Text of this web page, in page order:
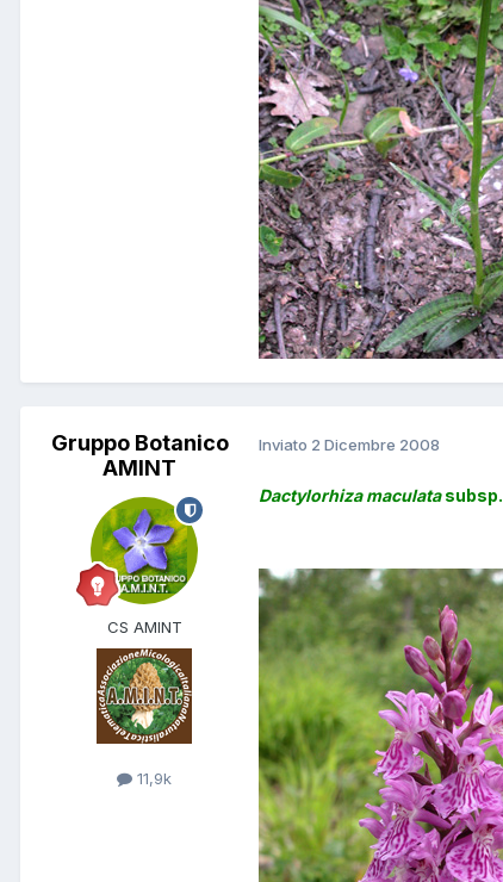
Gruppo Botanico
AMINT
CS AMINT
11,9k
Inviato 2 Dicembre 2008
Dactylorhiza maculatasubsp.